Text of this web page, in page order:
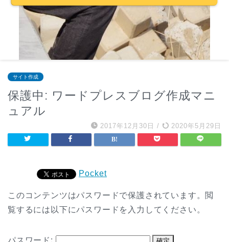
サイト作成
保護中: ワードプレスブログ作成マニ
ュアル
2017年12月30日 / 2020年5月29日
Pocket
このコンテンツはパスワードで保護されています。閲
覧するには以下にパスワードを入力してください。
パスワード: